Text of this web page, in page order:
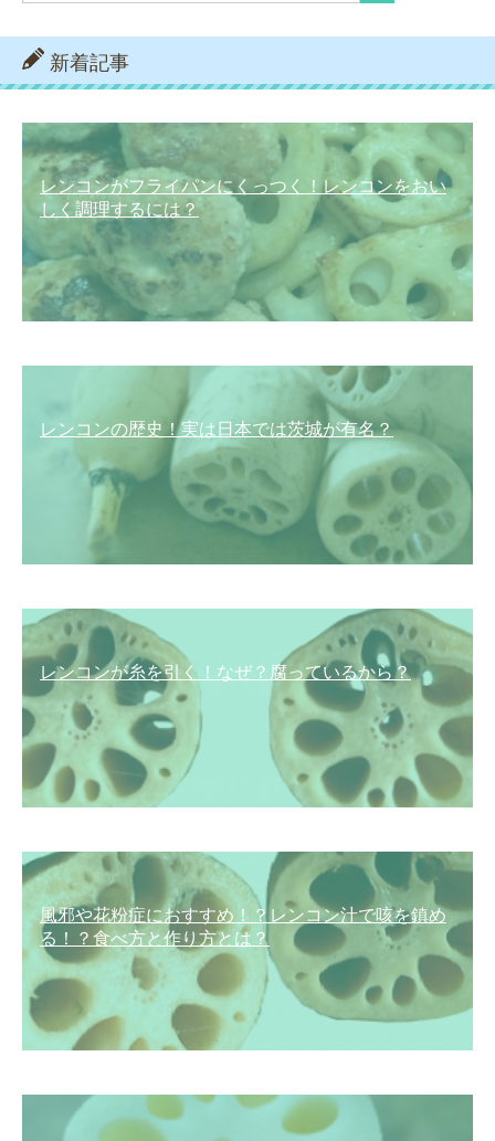
新着記事
レンコンがフライパンにくっつく！レンコンをおい
しく調理するには？
レンコンの歴史！実は日本では茨城が有名？
レンコンが糸を引く！なぜ？腐っているから？
風邪や花粉症におすすめ！？レンコン汁で咳を鎮め
る！？食べ方と作り方とは？